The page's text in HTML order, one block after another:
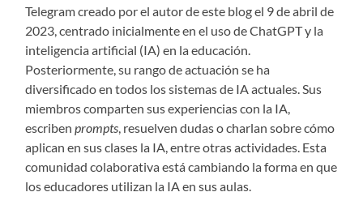
Telegram creado por el autor de este blog el 9 de abril de
2023, centrado inicialmente en el uso de ChatGPT y la
inteligencia artificial (IA) en la educación.
Posteriormente, su rango de actuación se ha
diversificado en todos los sistemas de IA actuales. Sus
miembros comparten sus experiencias con la IA,
escriben prompts , resuelven dudas o charlan sobre cómo
aplican en sus clases la IA, entre otras actividades. Esta
comunidad colaborativa está cambiando la forma en que
los educadores utilizan la IA en sus aulas.